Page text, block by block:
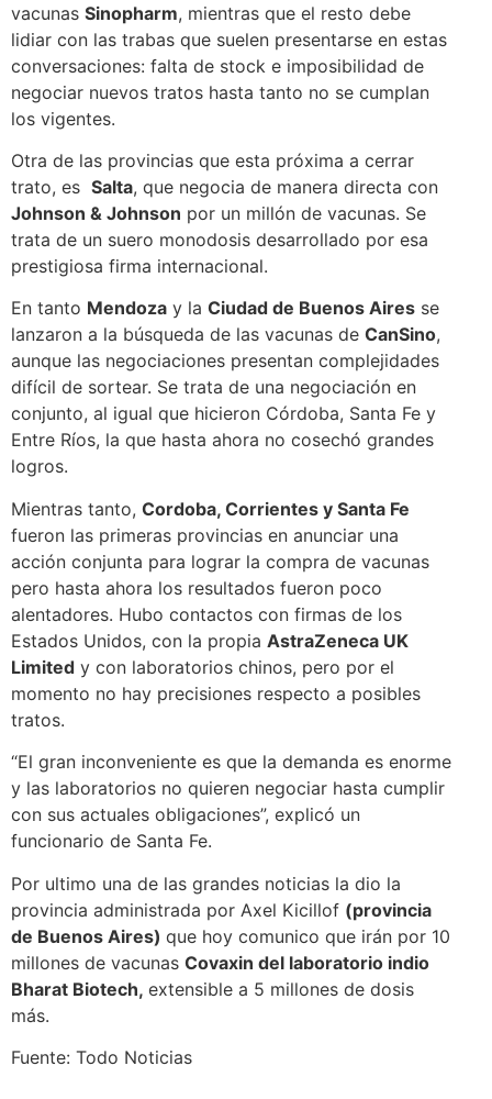
vacunas Sinopharm, mientras que el resto debe
lidiar con las trabas que suelen presentarse en estas
conversaciones: falta de stock e imposibilidad de
negociar nuevos tratos hasta tanto no se cumplan
los vigentes.
Otra de las provincias que esta próxima a cerrar
trato, es Salta, que negocia de manera directa con
Johnson & Johnson por un millón de vacunas. Se
trata de un suero monodosis desarrollado por esa
prestigiosa firma internacional.
En tanto Mendoza y la Ciudad de Buenos Aires se
lanzaron a la búsqueda de las vacunas de CanSino,
aunque las negociaciones presentan complejidades
difícil de sortear. Se trata de una negociación en
conjunto, al igual que hicieron Córdoba, Santa Fe y
Entre Ríos, la que hasta ahora no cosechó grandes
logros.
Mientras tanto, Cordoba, Corrientes y Santa Fe
fueron las primeras provincias en anunciar una
acción conjunta para lograr la compra de vacunas
pero hasta ahora los resultados fueron poco
alentadores. Hubo contactos con firmas de los
Estados Unidos, con la propia AstraZeneca UK
Limited y con laboratorios chinos, pero por el
momento no hay precisiones respecto a posibles
tratos.
“El gran inconveniente es que la demanda es enorme
y las laboratorios no quieren negociar hasta cumplir
con sus actuales obligaciones”, explicó un
funcionario de Santa Fe.
Por ultimo una de las grandes noticias la dio la
provincia administrada por Axel Kicillof (provincia
de Buenos Aires) que hoy comunico que irán por 10
millones de vacunas Covaxin del laboratorio indio
Bharat Biotech, extensible a 5 millones de dosis
más.
Fuente: Todo Noticias